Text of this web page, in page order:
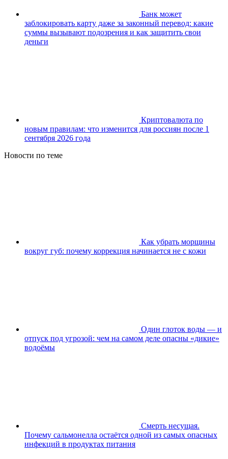
Банк может
заблокировать карту даже за законный перевод: какие
суммы вызывают подозрения и как защитить свои
деньги
Криптовалюта по
новым правилам: что изменится для россиян после 1
сентября 2026 года
Новости по теме
Как убрать морщины
вокруг губ: почему коррекция начинается не с кожи
Один глоток воды — и
отпуск под угрозой: чем на самом деле опасны «дикие»
водоёмы
Смерть несущая.
Почему сальмонелла остаётся одной из самых опасных
инфекций в продуктах питания